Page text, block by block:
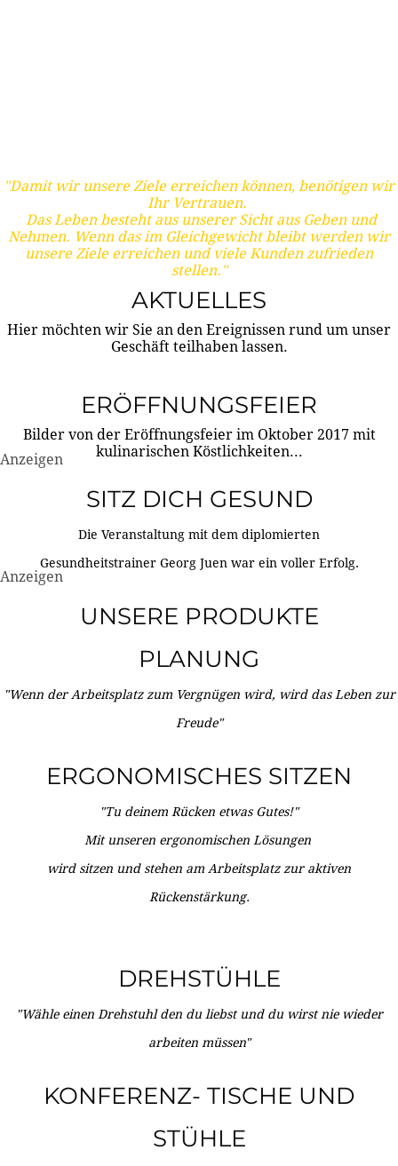
"Damit wir unsere Ziele erreichen können, benötigen wir
Ihr Vertrauen.
Das Leben besteht aus unserer Sicht aus Geben und
Nehmen. Wenn das im Gleichgewicht bleibt werden wir
unsere Ziele erreichen und viele Kunden zufrieden
stellen."
AKTUELLES
Hier möchten wir Sie an den Ereignissen rund um unser
Geschäft teilhaben lassen.
ERÖFFNUNGSFEIER
Bilder von der Eröffnungsfeier im Oktober 2017 mit
kulinarischen Köstlichkeiten...
Anzeigen
SITZ DICH GESUND
Die Veranstaltung mit dem diplomierten
Gesundheitstrainer Georg Juen war ein voller Erfolg.
Anzeigen
UNSERE PRODUKTE
PLANUNG
"Wenn der Arbeitsplatz zum Vergnügen wird, wird das Leben zur
Freude"
ERGONOMISCHES SITZEN
"Tu deinem Rücken etwas Gutes!"
Mit unseren ergonomischen Lösungen
wird sitzen und stehen am Arbeitsplatz zur aktiven
Rückenstärkung.
DREHSTÜHLE
"Wähle einen Drehstuhl den du liebst und du wirst nie wieder
arbeiten müssen"
KONFERENZ- TISCHE UND
STÜHLE